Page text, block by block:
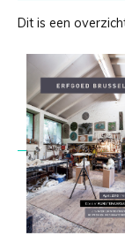
Dit is een